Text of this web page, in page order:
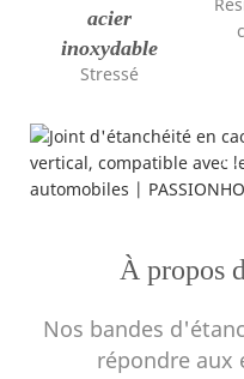
acier
inoxydable
Stressé
À propos
Nos bandes
répondre aux